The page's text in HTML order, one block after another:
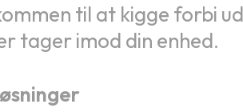
til at kigge forbi
tager imod din enhed.